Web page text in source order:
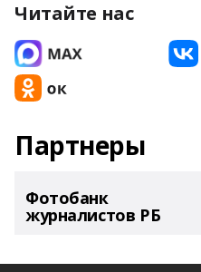
Читайте нас
Партнеры
Фотобанк
журналистов РБ